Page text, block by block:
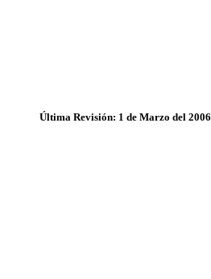
Última Revisión: 1 de Marzo del 2006